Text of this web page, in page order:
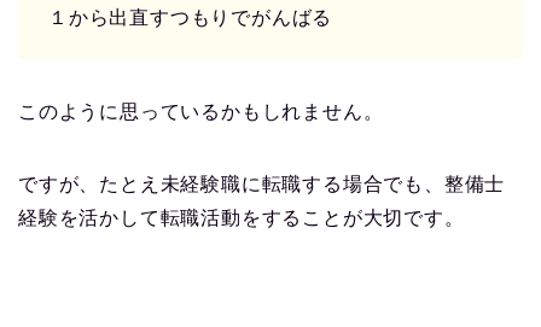
１から出直すつもりでがんばる
このように思っているかもしれません。
ですが、たとえ未経験職に転職する場合でも、整備士
経験を活かして転職活動をすることが大切です。